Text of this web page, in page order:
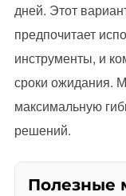
дней. Этот
предпочитает
инструменты, и
сроки ожидания.
максимальную
решений.
Полезные